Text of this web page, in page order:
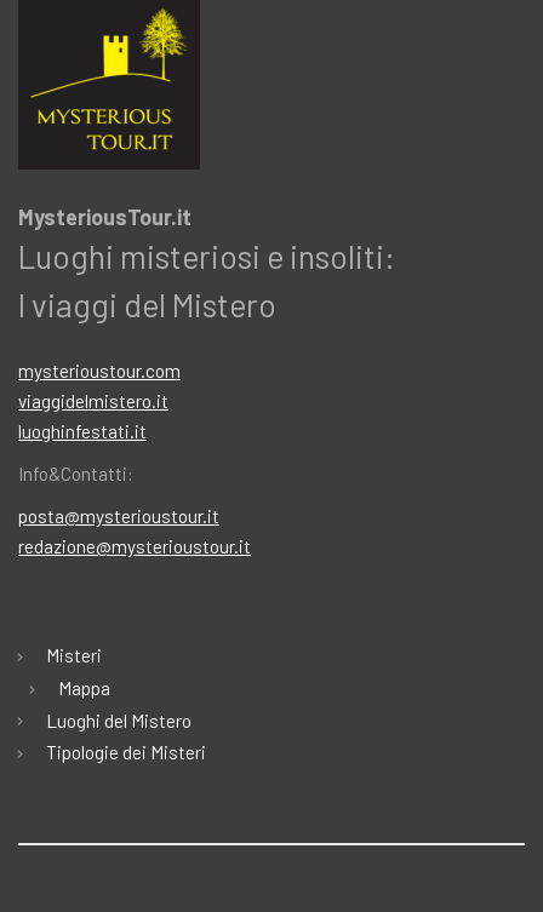
MysteriousTour.it
Luoghi misteriosi e insoliti:
I viaggi del Mistero
mysterioustour.com
viaggidelmistero.it
luoghinfestati.it
Info&Contatti:
posta@mysterioustour.it
redazione@mysterioustour.it
Misteri
Mappa
Luoghi del Mistero
Tipologie dei Misteri